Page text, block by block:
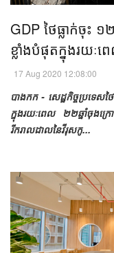
GDP ថៃធ្លាក់ចុះ
ខ្លាំងបំផុតក្នុងរយៈ
17 Aug 2020 12:08:00
បាងកក - សេដ្ឋកិច្ចប្រទេ
ក្នុងរយៈពេល ២២ឆ្នាំចុងក្រ
រីករាលដាលនៃវីរុសកូ...